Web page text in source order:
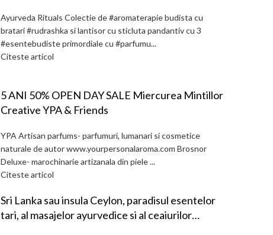
Prosperitate
Ayurveda Rituals Colectie de #aromaterapie budista cu
bratari #rudrashka si lantisor cu sticluta pandantiv cu 3
#esentebudiste primordiale cu #parfumu...
Citeste articol
5 ANI 50% OPEN DAY SALE Miercurea Mintillor
Creative YPA & Friends
YPA Artisan parfums- parfumuri, lumanari si cosmetice
naturale de autor www.yourpersonalaroma.com Brosnor
Deluxe- marochinarie artizanala din piele ...
Citeste articol
Sri Lanka sau insula Ceylon, paradisul esentelor
tari, al masajelor ayurvedice si al ceaiurilor